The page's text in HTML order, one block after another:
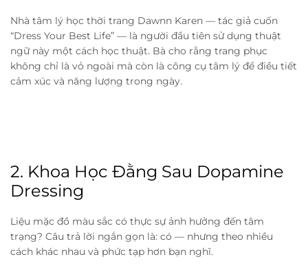
Nhà tâm lý học thời trang Dawnn Karen — tác giả cuốn
“Dress Your Best Life” — là người đầu tiên sử dụng thuật
ngữ này một cách học thuật. Bà cho rằng trang phục
không chỉ là vỏ ngoài mà còn là công cụ tâm lý để điều tiết
cảm xúc và năng lượng trong ngày.
2. Khoa Học Đằng Sau Dopamine
Dressing
Liệu mặc đồ màu sắc có thực sự ảnh hưởng đến tâm
trạng? Câu trả lời ngắn gọn là: có — nhưng theo nhiều
cách khác nhau và phức tạp hơn bạn nghĩ.